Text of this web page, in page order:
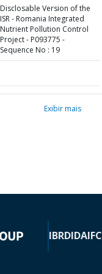
Disclosable Version of the
ISR - Romania Integrated
Nutrient Pollution Control
Project - P093775 -
Sequence No : 19
Exibir mais
IBRDIDAIFC